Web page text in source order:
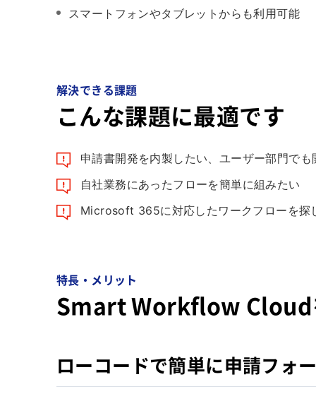
スマートフォンやタブレットからも利用可能
解決できる課題
こんな課題に最適です
申請書開発を内製したい、ユーザー部門でも
自社業務にあったフローを簡単に組みたい
Microsoft 365に対応したワークフローを探
特長・メリット
Smart Workflow Cloud
ローコードで簡単に申請フォ